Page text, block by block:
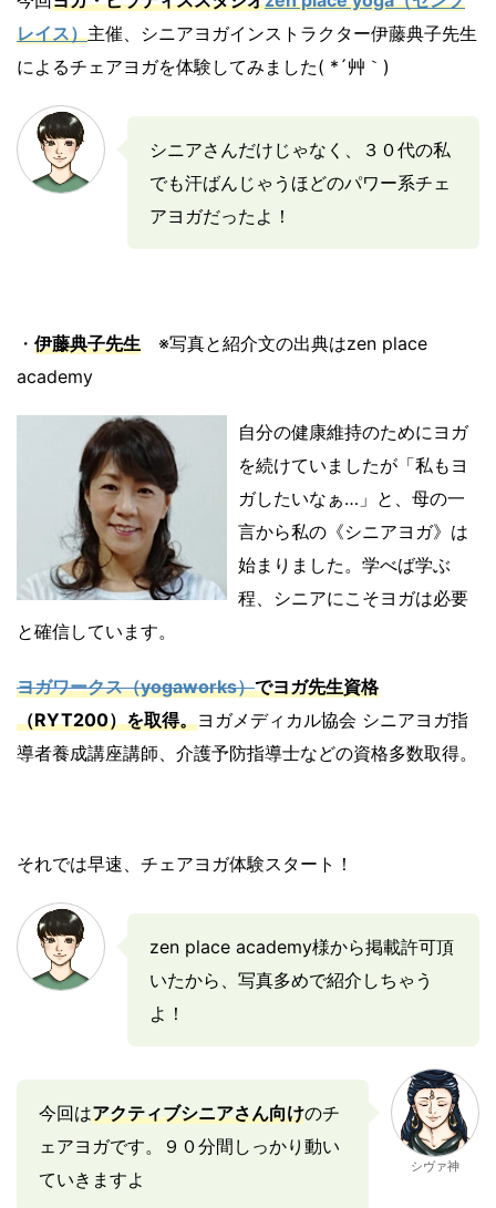
レイス）主催、シニアヨガインストラクター伊藤典子先生
によるチェアヨガを体験してみました( *´艸｀)
シニアさんだけじゃなく、３０代の私
でも汗ばんじゃうほどのパワー系チェ
アヨガだったよ！
・ 伊藤典子先生 ※写真と紹介文の出典はzen place
academy
自分の健康維持のためにヨガ
を続けていましたが「私もヨ
ガしたいなぁ…」と、母の一
言から私の《シニアヨガ》は
始まりました。学べば学ぶ
程、シニアにこそヨガは必要
と確信しています。
ヨガワークス（yogaworks）でヨガ先生資格
（RYT200）を取得。ヨガメディカル協会 シニアヨガ指
導者養成講座講師、介護予防指導士などの資格多数取得。
それでは早速、チェアヨガ体験スタート！
zen place academy様から掲載許可頂
いたから、写真多めで紹介しちゃう
よ！
今回はアクティブシニアさん向けのチ
ェアヨガです。９０分間しっかり動い
ていきますよ
シヴァ神